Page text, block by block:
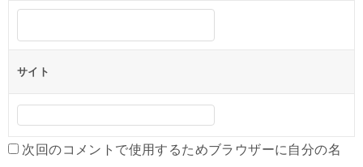
サイト
次回のコメントで使用するためブラウザーに自分の名